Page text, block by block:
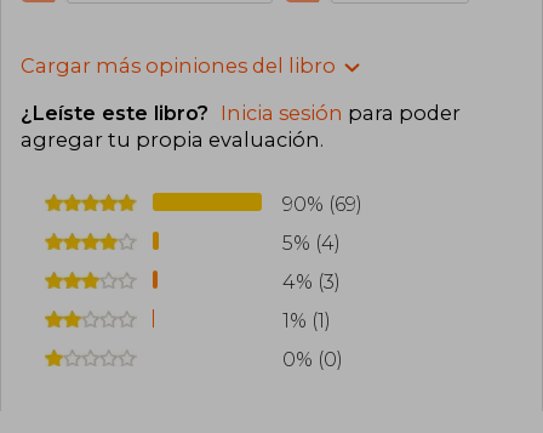
Cargar más opiniones del libro
¿Leíste este libro? Inicia sesión para poder
agregar tu propia evaluación.
90% (69)
5% (4)
4% (3)
1% (1)
0% (0)